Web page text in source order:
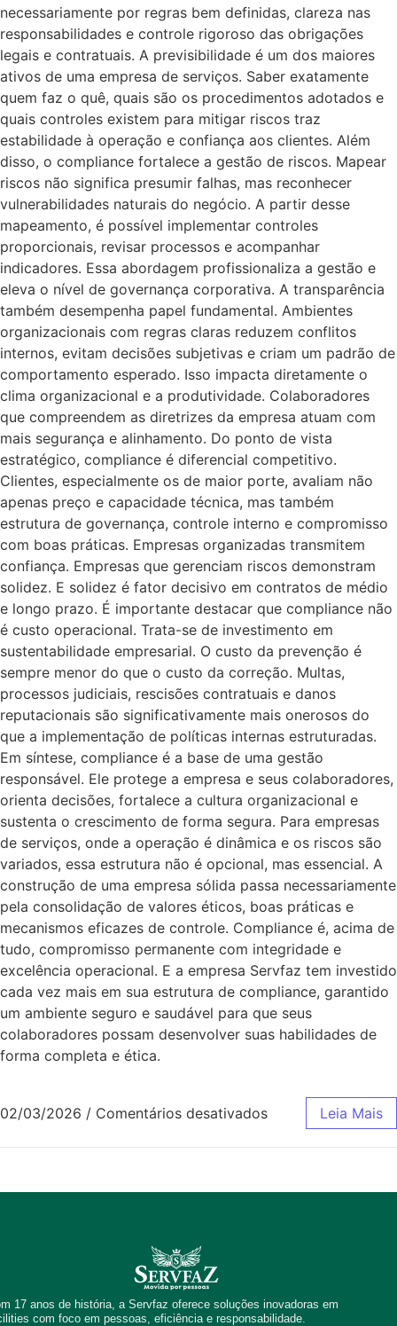
necessariamente por regras bem definidas, clareza nas
responsabilidades e controle rigoroso das obrigações
legais e contratuais. A previsibilidade é um dos maiores
ativos de uma empresa de serviços. Saber exatamente
quem faz o quê, quais são os procedimentos adotados e
quais controles existem para mitigar riscos traz
estabilidade à operação e confiança aos clientes. Além
disso, o compliance fortalece a gestão de riscos. Mapear
riscos não significa presumir falhas, mas reconhecer
vulnerabilidades naturais do negócio. A partir desse
mapeamento, é possível implementar controles
proporcionais, revisar processos e acompanhar
indicadores. Essa abordagem profissionaliza a gestão e
eleva o nível de governança corporativa. A transparência
também desempenha papel fundamental. Ambientes
organizacionais com regras claras reduzem conflitos
internos, evitam decisões subjetivas e criam um padrão de
comportamento esperado. Isso impacta diretamente o
clima organizacional e a produtividade. Colaboradores
que compreendem as diretrizes da empresa atuam com
mais segurança e alinhamento. Do ponto de vista
estratégico, compliance é diferencial competitivo.
Clientes, especialmente os de maior porte, avaliam não
apenas preço e capacidade técnica, mas também
estrutura de governança, controle interno e compromisso
com boas práticas. Empresas organizadas transmitem
confiança. Empresas que gerenciam riscos demonstram
solidez. E solidez é fator decisivo em contratos de médio
e longo prazo. É importante destacar que compliance não
é custo operacional. Trata-se de investimento em
sustentabilidade empresarial. O custo da prevenção é
sempre menor do que o custo da correção. Multas,
processos judiciais, rescisões contratuais e danos
reputacionais são significativamente mais onerosos do
que a implementação de políticas internas estruturadas.
Em síntese, compliance é a base de uma gestão
responsável. Ele protege a empresa e seus colaboradores,
orienta decisões, fortalece a cultura organizacional e
sustenta o crescimento de forma segura. Para empresas
de serviços, onde a operação é dinâmica e os riscos são
variados, essa estrutura não é opcional, mas essencial. A
construção de uma empresa sólida passa necessariamente
pela consolidação de valores éticos, boas práticas e
mecanismos eficazes de controle. Compliance é, acima de
tudo, compromisso permanente com integridade e
excelência operacional. E a empresa Servfaz tem investido
cada vez mais em sua estrutura de compliance, garantido
um ambiente seguro e saudável para que seus
colaboradores possam desenvolver suas habilidades de
forma completa e ética.
02/03/2026 / Comentários desativados Leia Mais
17 anos de história, a Servfaz oferece soluções inovadoras em
com foco em pessoas, eficiência e responsabilidade.